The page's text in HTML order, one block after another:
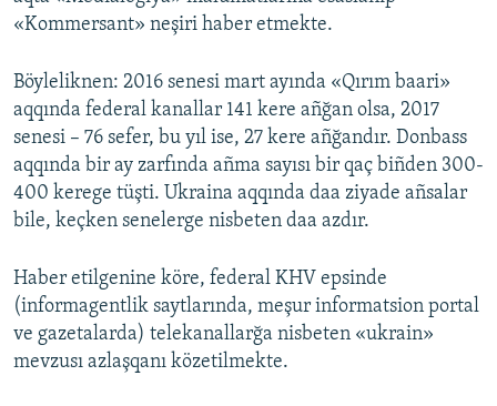
RFE/RS bütün saytları
«Kommersant» neşiri haber etmekte.
Böyleliknen: 2016 senesi mart ayında «Qırım baari»
aqqında federal kanallar 141 kere añğan olsa, 2017
senesi – 76 sefer, bu yıl ise, 27 kere añğandır. Donbass
aqqında bir ay zarfında añma sayısı bir qaç biñden 300-
400 kerege tüşti. Ukraina aqqında daa ziyade añsalar
bile, keçken senelerge nisbeten daa azdır.
Haber etilgenine köre, federal KHV epsinde
(informagentlik saytlarında, meşur informatsion portal
ve gazetalarda) telekanallarğa nisbeten «ukrain»
mevzusı azlaşqanı közetilmekte.